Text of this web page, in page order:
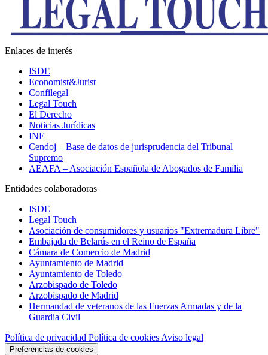
Enlaces de interés
ISDE
Economist&Jurist
Confilegal
Legal Touch
El Derecho
Noticias Jurídicas
INE
Cendoj – Base de datos de jurisprudencia del Tribunal
Supremo
AEAFA – Asociación Española de Abogados de Familia
Entidades colaboradoras
ISDE
Legal Touch
Asociación de consumidores y usuarios "Extremadura Libre"
Embajada de Belarús en el Reino de España
Cámara de Comercio de Madrid
Ayuntamiento de Madrid
Ayuntamiento de Toledo
Arzobispado de Toledo
Arzobispado de Madrid
Hermandad de veteranos de las Fuerzas Armadas y de la
Guardia Civil
Política de privacidad Política de cookies Aviso legal
Preferencias de cookies